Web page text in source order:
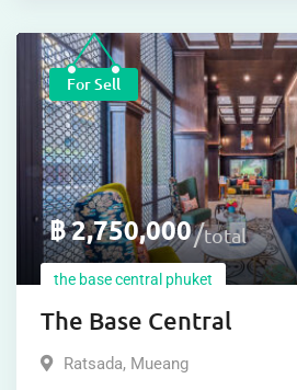
For Sell
฿2,750,000 total
the base central phuket
The Base Central
Ratsada, Mueang